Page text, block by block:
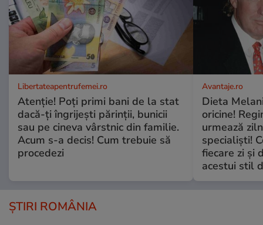
Libertateapentrufemei.ro
Atenție! Poți primi bani de la stat
dacă-ți îngrijești părinții, bunicii
sau pe cineva vârstnic din familie.
Acum s-a decis! Cum trebuie să
procedezi
Avantaje.ro
Dieta
oricine!
urmează
specialiști!
fiecare zi și
acestui stil
ȘTIRI ROMÂNIA